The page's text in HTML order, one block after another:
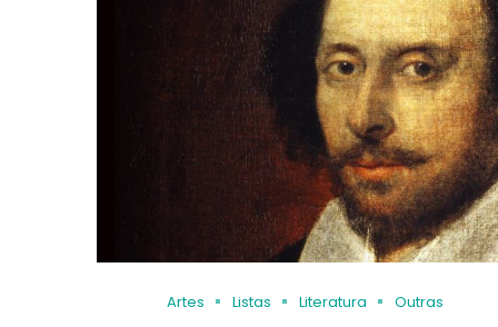
Artes Listas Literatura Outras